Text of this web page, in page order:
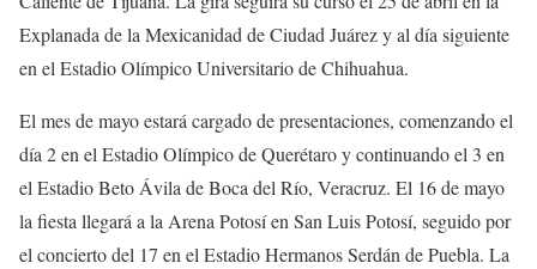
Explanada de la Mexicanidad de Ciudad Juárez y al día siguiente
en el Estadio Olímpico Universitario de Chihuahua.
El mes de mayo estará cargado de presentaciones, comenzando el
día 2 en el Estadio Olímpico de Querétaro y continuando el 3 en
el Estadio Beto Ávila de Boca del Río, Veracruz. El 16 de mayo
la fiesta llegará a la Arena Potosí en San Luis Potosí, seguido por
el concierto del 17 en el Estadio Hermanos Serdán de Puebla. La